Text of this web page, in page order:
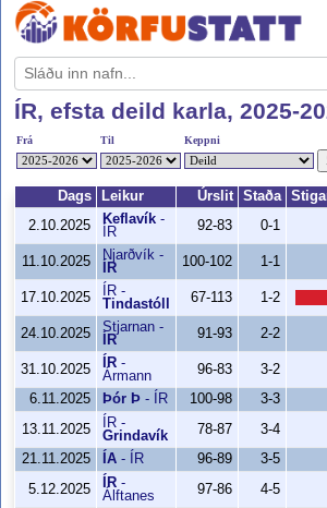
ÍR, efsta deild karla, 2025-
Frá Til Keppni
Dags Leikur Úrslit Staða
2.10.2025
Keflavík -
ÍR
92-83 0-1
11.10.2025 Njarðvík -
ÍR
100-102 1-1
17.10.2025 ÍR -
Tindastóll
67-113 1-2
24.10.2025 Stjarnan -
ÍR
91-93 2-2
31.10.2025 ÍR -
Ármann
96-83 3-2
6.11.2025 Þór Þ - ÍR 100-98 3-3
13.11.2025 ÍR -
Grindavík
78-87 3-4
21.11.2025 ÍA - ÍR 96-89 3-5
5.12.2025 ÍR -
Álftanes
97-86 4-5